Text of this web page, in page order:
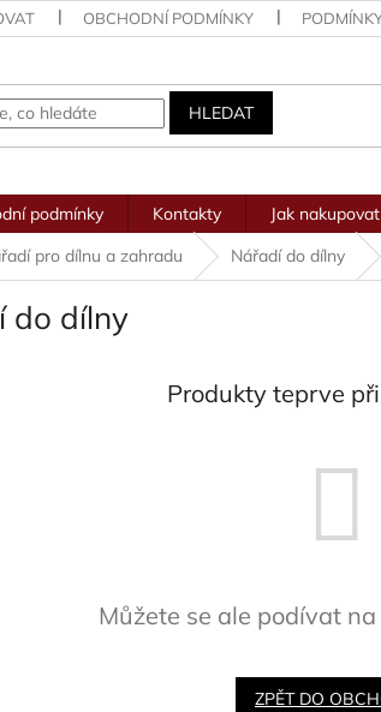
OBCHODNÍ PODMÍNKY
HLEDAT
podmínky Kontakty Jak nakupovat
pro dílnu a zahradu Nářadí do dílny
do dílny
Produkty teprve
Můžete se ale podívat
ZPĚT DO